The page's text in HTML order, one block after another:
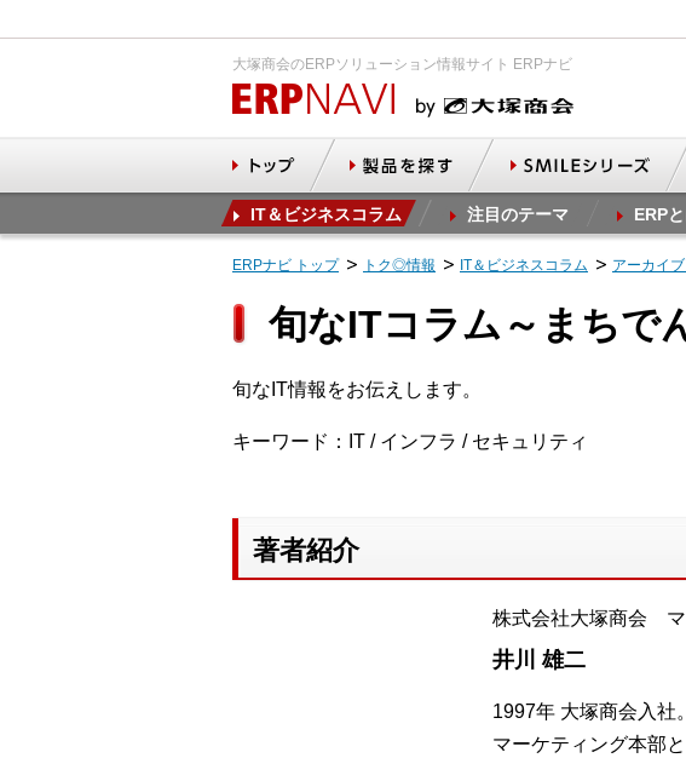
大塚商会のERPソリューション情報サイト ERPナビ
IT＆ビジネスコラム 注目のテーマ ERP
ERPナビ トップ トク◎情報 IT＆ビジネスコラム アーカイ
旬なITコラム～まちで
旬なIT情報をお伝えします。
キーワード：IT / インフラ / セキュリティ
著者紹介
株式会社大塚商会 マ
井川 雄二
1997年 大塚商会入社
マーケティング本部